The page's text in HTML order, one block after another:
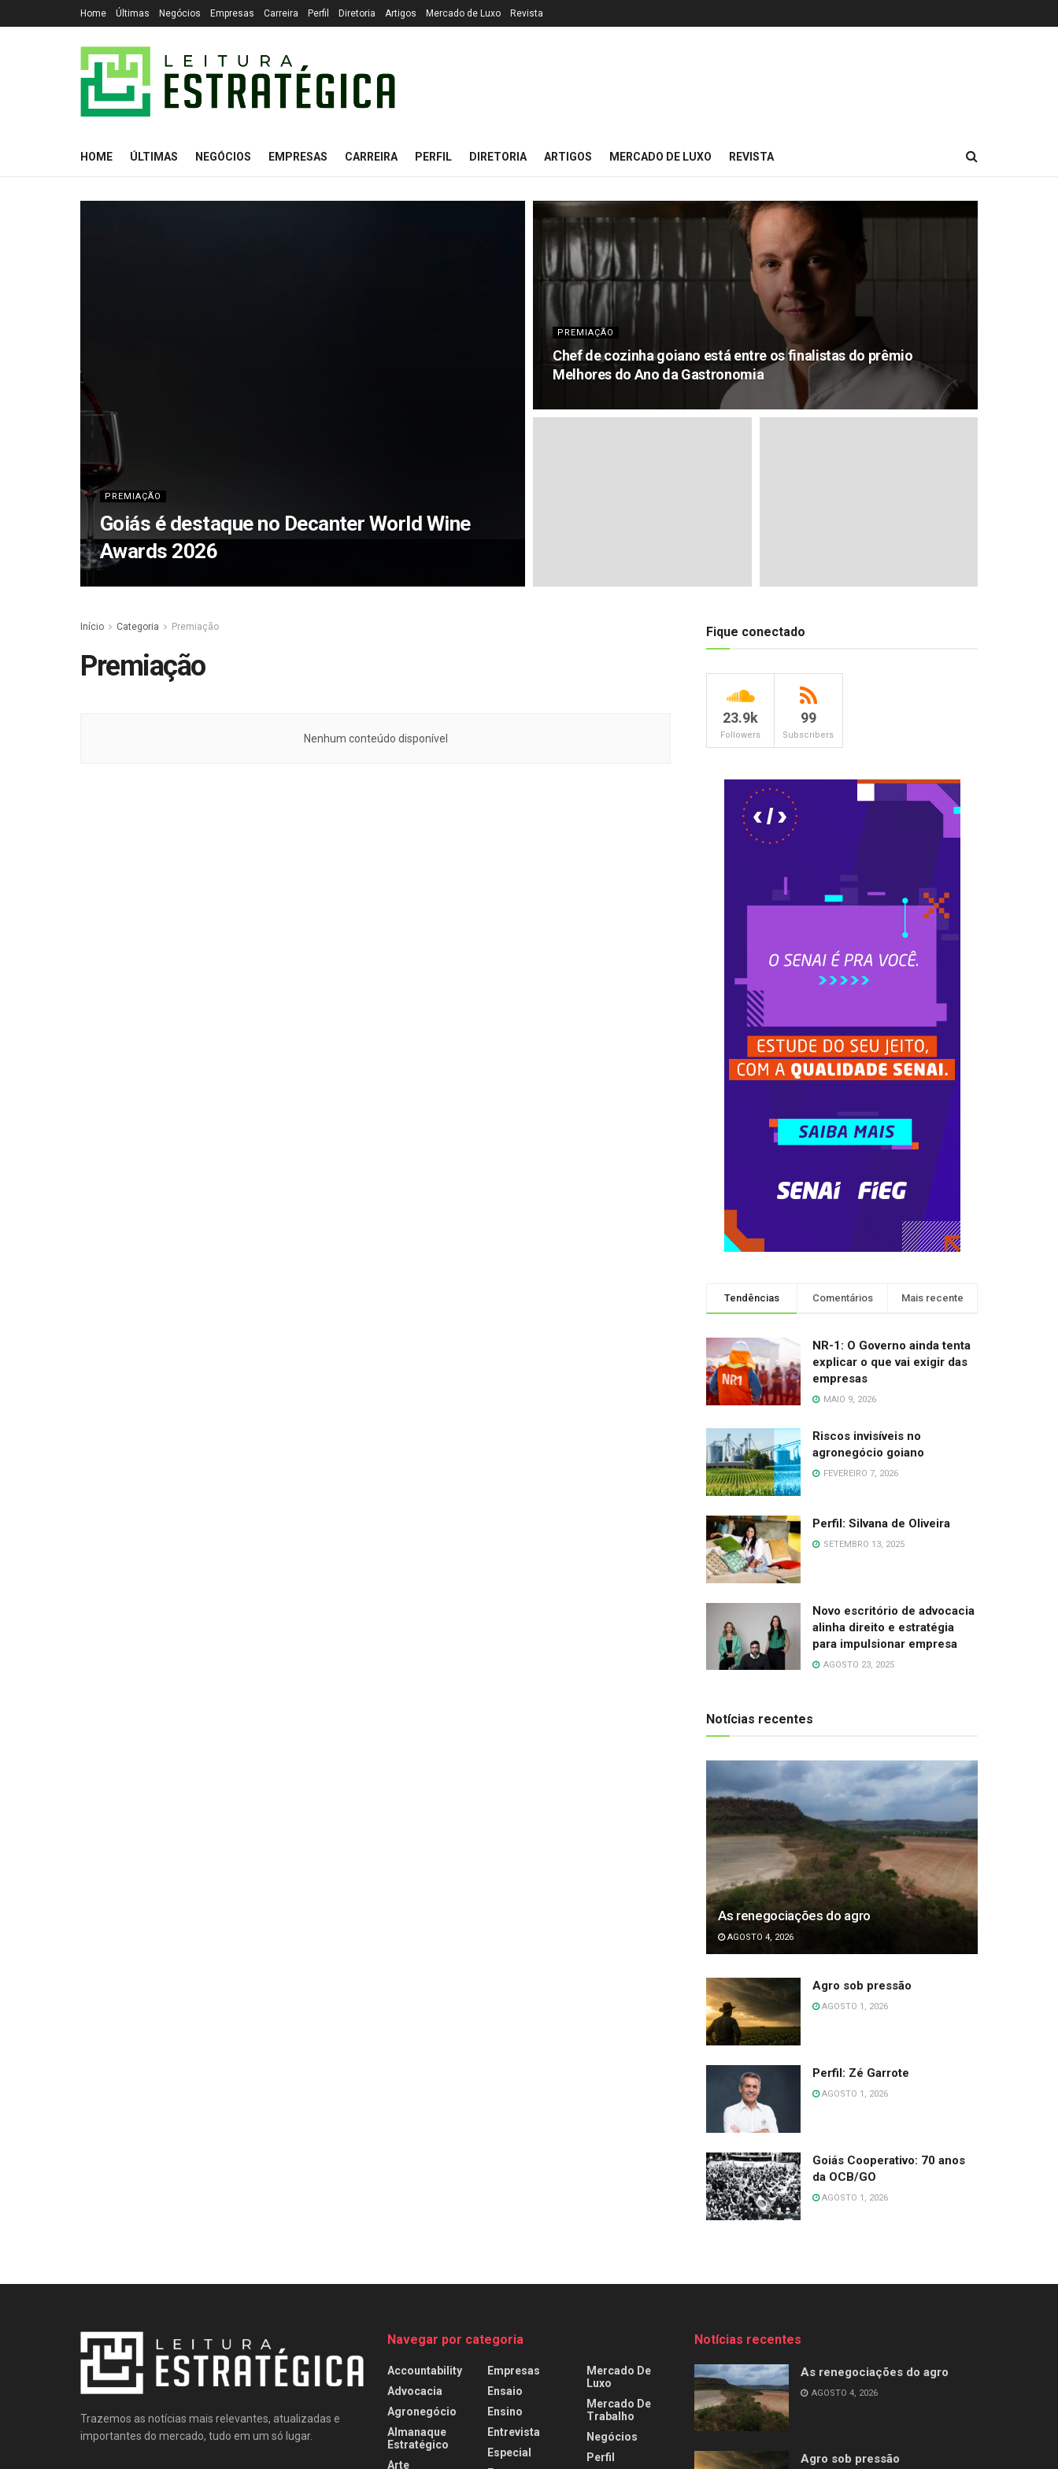
Home Últimas Negócios Empresas Carreira Perfil Diretoria Artigos Mercado de Luxo Revista
HOME ÚLTIMAS NEGÓCIOS EMPRESAS CARREIRA PERFIL DIRETORIA ARTIGOS MERCADO DE LUXO REVISTA
PREMIAÇÃO
Goiás é destaque no Decanter World Wine
Awards 2026
PREMIAÇÃO
Chef de cozinha goiano está entre os finalistas do prêmio
Melhores do Ano da Gastronomia
Início Categoria Premiação
Premiação
Nenhum conteúdo disponível
Fique conectado
23.9k
Followers
99
Subscribers
Tendências Comentários Mais recente
NR-1: O Governo ainda tenta
explicar o que vai exigir das
empresas
MAIO 9, 2026
Riscos invisíveis no
agronegócio goiano
FEVEREIRO 7, 2026
Perfil: Silvana de Oliveira
SETEMBRO 13, 2025
Novo escritório de advocacia
alinha direito e estratégia
para impulsionar empresa
AGOSTO 23, 2025
Notícias recentes
As renegociações do agro
AGOSTO 4, 2026
Agro sob pressão
AGOSTO 1, 2026
Perfil: Zé Garrote
AGOSTO 1, 2026
Goiás Cooperativo: 70 anos
da OCB/GO
AGOSTO 1, 2026
Trazemos as notícias mais relevantes, atualizadas e
importantes do mercado, tudo em um só lugar.
Navegar por categoria
Accountability
Advocacia
Agronegócio
Almanaque
Estratégico
Arte
Empresas
Ensaio
Ensino
Entrevista
Especial
Mercado De
Luxo
Mercado De
Trabalho
Negócios
Perfil
Notícias recentes
As renegociações do agro
AGOSTO 4, 2026
Agro sob pressão